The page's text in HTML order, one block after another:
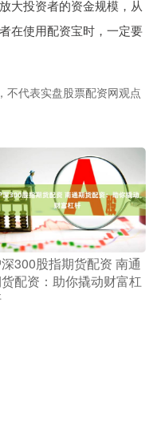
大投资者的资金规模，从
在使用配资宝时，一定要
不代表实盘股票配资网观点
300股指期货配资 南通
配资：助你撬动财富杠